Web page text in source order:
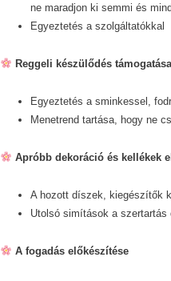
ne maradjon ki semmi és
Egyeztetés a szolgáltatókkal
Reggeli készülődés támogatása
Egyeztetés a sminkessel,
Menetrend tartása, hogy ne
Apróbb dekoráció és kellékek
A hozott díszek, kiegészítők
Utolsó simítások a
A fogadás előkészítése